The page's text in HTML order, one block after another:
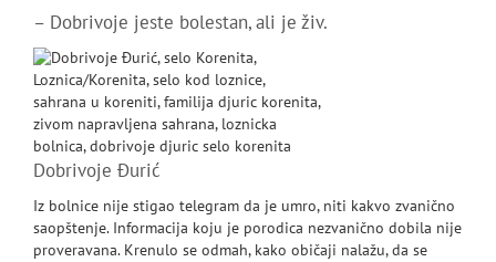
– Dobrivoje jeste bolestan, ali je živ.
Dobrivoje Đurić
Iz bolnice nije stigao telegram da je umro, niti kakvo zvanično
saopštenje. Informacija koju je porodica nezvanično dobila nije
proveravana. Krenulo se odmah, kako običaji nalažu, da se